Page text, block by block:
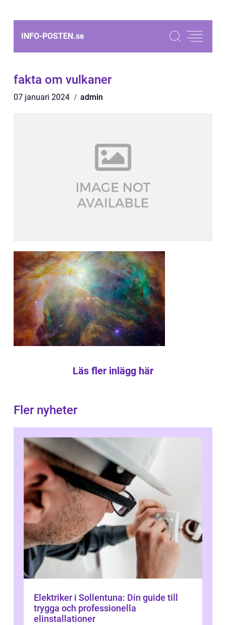
INFO-POSTEN.se
fakta om vulkaner
07 januari 2024 admin
Läs fler inlägg här
Fler nyheter
Elektriker i Sollentuna: Din guide till
trygga och professionella
elinstallationer